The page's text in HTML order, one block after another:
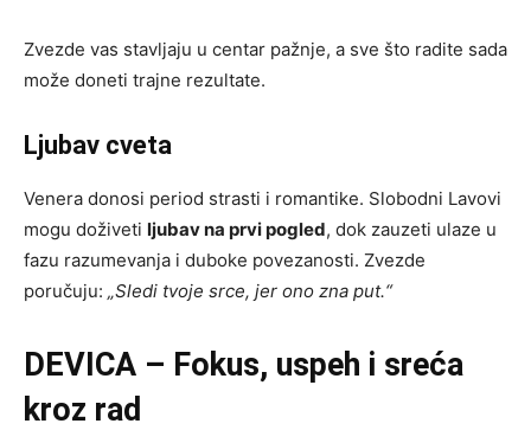
Zvezde vas stavljaju u centar pažnje, a sve što radite sada
može doneti trajne rezultate.
Ljubav cveta
Venera donosi period strasti i romantike. Slobodni Lavovi
mogu doživeti ljubav na prvi pogled, dok zauzeti ulaze u
fazu razumevanja i duboke povezanosti. Zvezde
poručuju: „Sledi tvoje srce, jer ono zna put.“
DEVICA – Fokus, uspeh i sreća
kroz rad